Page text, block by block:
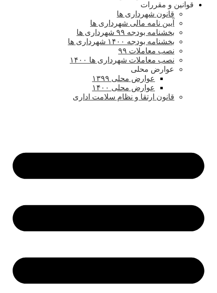
قوانین و مقررات
قانون شهرداری ها
آیین نامه مالی شهرداری ها
بخشنامه بودجه ۹۹ شهرداری ها
بخشنامه بودجه ۱۴۰۰ شهرداری ها
نصب معاملات ۹۹
نصب معاملات شهرداری ها ۱۴۰۰
عوارض محلی
عوارض محلی ۱۳۹۹
عوارض محلی ۱۴۰۰
قانون ارتقا و نظام سلامت اداری